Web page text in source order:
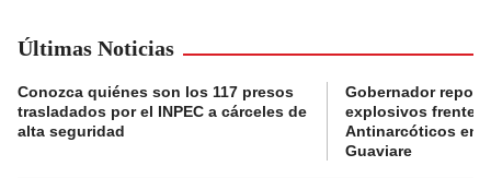
Últimas Noticias
Conozca quiénes son los 117 presos
trasladados por el INPEC a cárceles de
alta seguridad
Gobernador
explosivos frente a
Antinarcóticos en
Guaviare